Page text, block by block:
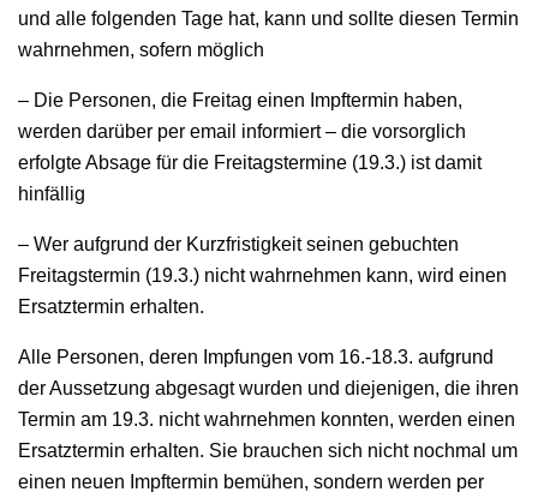
und alle folgenden Tage hat, kann und sollte diesen Termin
wahrnehmen, sofern möglich
– Die Personen, die Freitag einen Impftermin haben,
werden darüber per email informiert – die vorsorglich
erfolgte Absage für die Freitagstermine (19.3.) ist damit
hinfällig
– Wer aufgrund der Kurzfristigkeit seinen gebuchten
Freitagstermin (19.3.) nicht wahrnehmen kann, wird einen
Ersatztermin erhalten.
Alle Personen, deren Impfungen vom 16.-18.3. aufgrund
der Aussetzung abgesagt wurden und diejenigen, die ihren
Termin am 19.3. nicht wahrnehmen konnten, werden einen
Ersatztermin erhalten. Sie brauchen sich nicht nochmal um
einen neuen Impftermin bemühen, sondern werden per